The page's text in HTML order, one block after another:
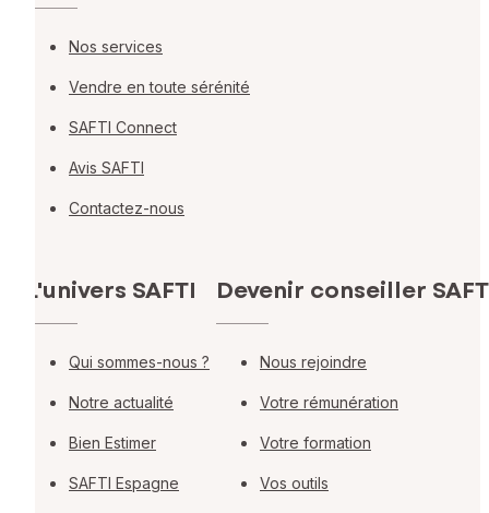
Nos services
Vendre en toute sérénité
SAFTI Connect
Avis SAFTI
Contactez-nous
L'univers SAFTI
Qui sommes-nous ?
Notre actualité
Bien Estimer
SAFTI Espagne
Devenir conseiller
Nous rejoindre
Votre rémunération
Votre formation
Vos outils